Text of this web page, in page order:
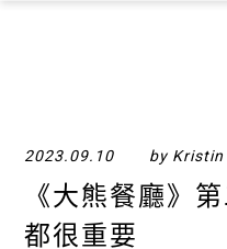
2023.09.10 by Kristin
《大熊餐廳》
都很重要